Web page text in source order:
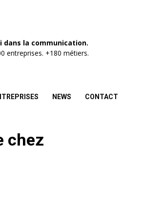
dans la communication.
entreprises. +180 métiers.
NEWS CONTACT
chez